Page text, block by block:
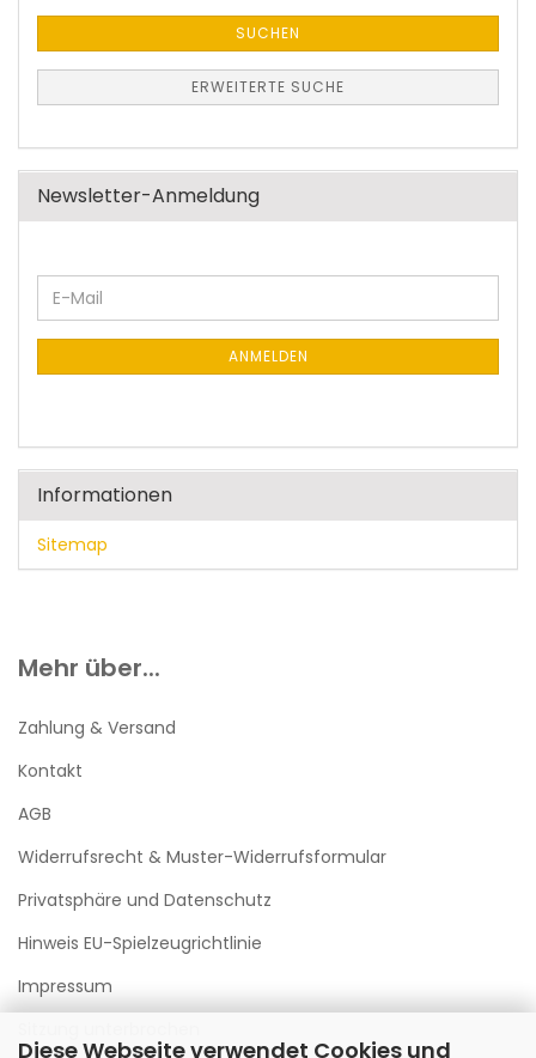
Diese Webseite verwendet Cookies und
SUCHEN
ERWEITERTE SUCHE
Newsletter-Anmeldung
WEITER
ZUR
NEWSLETTER-
E-
Mail
ANMELDEN
Informationen
Sitemap
Mehr über...
Zahlung & Versand
Kontakt
AGB
Widerrufsrecht & Muster-Widerrufsformular
Privatsphäre und Datenschutz
Hinweis EU-Spielzeugrichtlinie
Impressum